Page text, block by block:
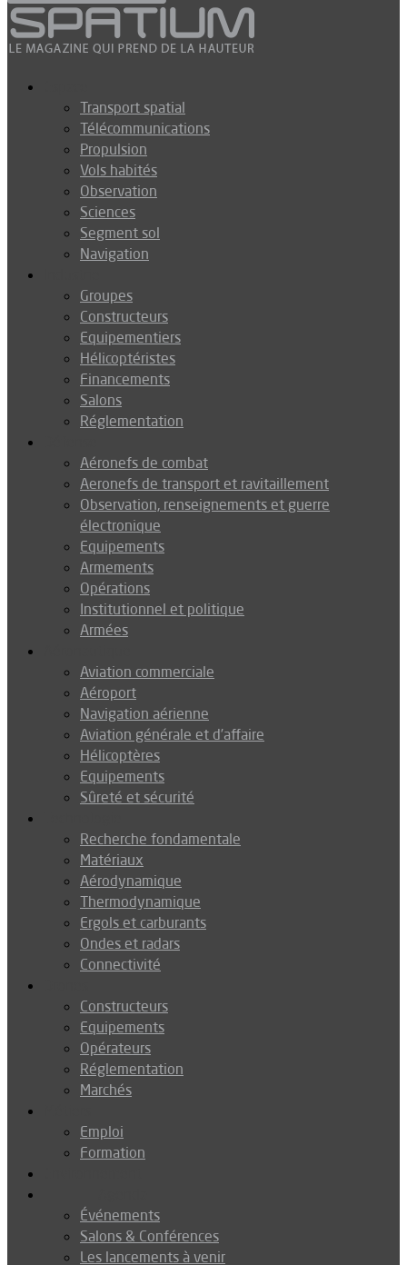
Transport spatial
Télécommunications
Propulsion
Vols habités
Observation
Sciences
Segment sol
Navigation
Groupes
Constructeurs
Equipementiers
Hélicoptéristes
Financements
Salons
Réglementation
Aéronefs de combat
Aeronefs de transport et ravitaillement
Observation, renseignements et guerre
électronique
Equipements
Armements
Opérations
Institutionnel et politique
Armées
Aviation commerciale
Aéroport
Navigation aérienne
Aviation générale et d’affaire
Hélicoptères
Equipements
Sûreté et sécurité
Recherche fondamentale
Matériaux
Aérodynamique
Thermodynamique
Ergols et carburants
Ondes et radars
Connectivité
Constructeurs
Equipements
Opérateurs
Réglementation
Marchés
Emploi
Formation
Événements
Salons & Conférences
Les lancements à venir